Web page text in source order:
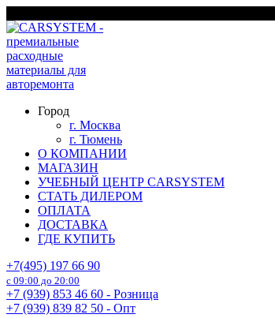
к
содержанию
Город
г. Москва
г. Тюмень
О КОМПАНИИ
МАГАЗИН
УЧЕБНЫЙ ЦЕНТР CARSYSTEM
СТАТЬ ДИЛЕРОМ
ОПЛАТА
ДОСТАВКА
ГДЕ КУПИТЬ
+7(495) 197 66 90
с 09:00 до 20:00
+7 (939) 853 46 60 - Розница
+7 (939) 839 82 50 - Опт